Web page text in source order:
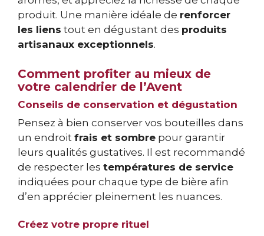
produit. Une manière idéale de renforcer
les liens tout en dégustant des produits
artisanaux exceptionnels.
Comment profiter au mieux de
votre calendrier de l’Avent
Conseils de conservation et dégustation
Pensez à bien conserver vos bouteilles dans
un endroit frais et sombre pour garantir
leurs qualités gustatives. Il est recommandé
de respecter les températures de service
indiquées pour chaque type de bière afin
d’en apprécier pleinement les nuances.
Créez votre propre rituel